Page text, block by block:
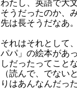
わたし、英語で
そうだったのか、
先は長そうだなあ
それはそれとして
パパ」の絵本があ
しだったってこと
（読んで、でない
りはあんなんだっ